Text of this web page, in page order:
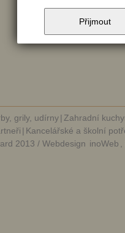
grily, udírny | Zahradní
| Kancelářské a školní
2013 / Webdesign inoWeb
Přijmout